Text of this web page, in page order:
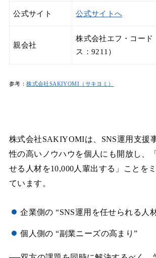
公式サイト 公式サイトへ
親会社
株式会社エフ・コード
ス：9211）
参考：株式会社SAKIYOMI（サキヨミ）
株式会社SAKIYOMIは、SNS運用支援
性の高いノウハウを個人にも開放し、
せる人材を10,000人輩出する」ことを
ています。
企業側の “SNS運用を任せられる人
個人側の “副業ニーズの高まり”